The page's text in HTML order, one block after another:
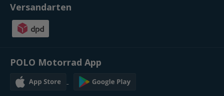
Versandarten
POLO Motorrad App